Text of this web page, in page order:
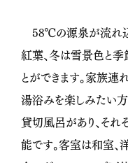
58℃の源泉が流れ
紅葉、冬は雪景色と
とができます。家族連
湯浴みを楽しみたい
貸切風呂があり、そ
能です。客室は和室